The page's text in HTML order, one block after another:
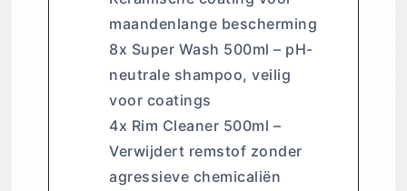
maandenlange bescherming
8x Super Wash 500ml – pH-
neutrale shampoo, veilig
voor coatings
4x Rim Cleaner 500ml –
Verwijdert remstof zonder
agressieve chemicaliën